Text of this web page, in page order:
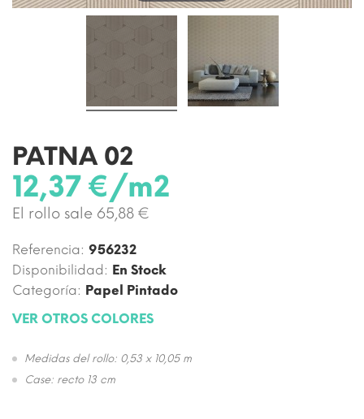
PATNA 02
12,37 €/m2
El rollo sale 65,88 €
Referencia: 956232
Disponibilidad: En Stock
Categoría: Papel Pintado
VER OTROS COLORES
Medidas del rollo: 0,53 x 10,05 m
Case: recto 13 cm